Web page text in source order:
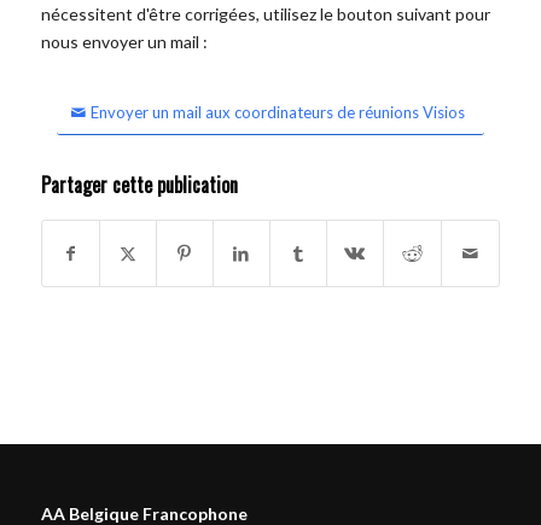
nécessitent d'être corrigées, utilisez le bouton suivant pour
nous envoyer un mail :
Envoyer un mail aux coordinateurs de réunions Visios
Partager cette publication
AA Belgique Francophone